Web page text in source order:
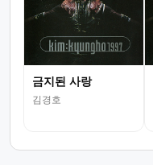
금지된 사랑
김경호